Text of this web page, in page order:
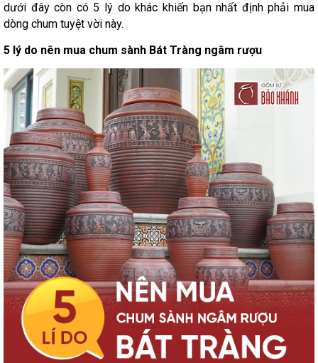
dưới đây còn có 5 lý do khác khiến bạn nhất định phải mua
dòng chum tuyệt vời này.
5 lý do nên mua chum sành Bát Tràng ngâm rượu